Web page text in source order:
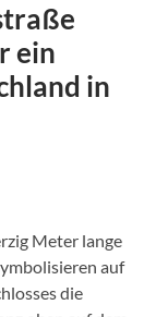
ein
in
Meter lange
auf
die